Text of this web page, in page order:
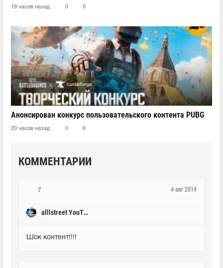
19 часов назад 0 0
Анонсирован конкурс пользовательского контента PUBG
20 часов назад 0 0
КОММЕНТАРИИ
7
alllstreet YouTube
4 авг 2019
Шок контент!!!!